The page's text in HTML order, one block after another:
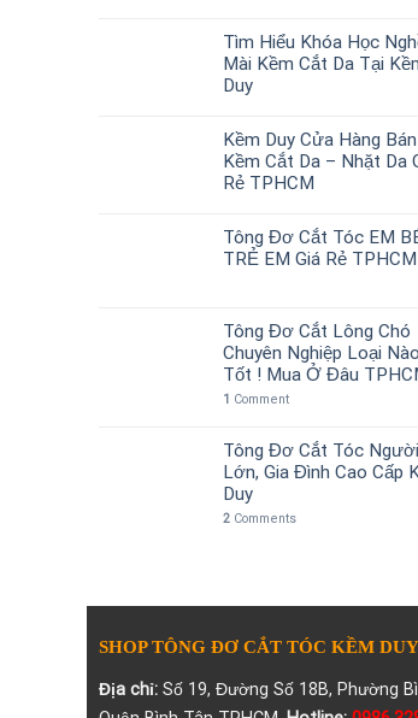
Tìm Hiểu Khóa Học
Mài Kềm Cắt Da Tại
Duy
Kềm Duy Cửa Hàng Bán
Kềm Cắt Da – Nhặt Da
Rẻ TPHCM
Tông Đơ Cắt Tóc EM
TRẺ EM Giá Rẻ TPHCM
Tông Đơ Cắt Lông Chó
Chuyên Nghiệp Loại Nào
Tốt ! Mua Ở Đâu
1 Comment
Tông Đơ Cắt Tóc Người
Lớn, Gia Đình Cao Cấp
Duy
2 Comments
SHOP TÔNG ĐƠ CẮT TÓC KỀM DUY
Địa chỉ:Số 19, Đường Số 18B, Phường